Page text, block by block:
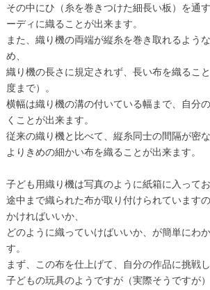
その中にひ（糸を巻きつけた細長い板）を通
ーディに織ることが出来ます。
また、織り機の両端が縦糸を巻き取れるよう
め、
織り機の長さに規定されず、長い布を織るこ
度まで）。
横幅は織り機の溝の付いている幅まで、自分
くことが出来ます。
従来の織り機と比べて、縦糸同士の間隔が密な
よりきめの細かい布を織ることが出来ます。
子ども用織り機は写真のように紙箱に入って
途中まで織られた布が取り付けられています
かければいいか、
どのように織っていけばいいか、が簡単にわ
す。
まず、この布を仕上げて、自分の作品に挑戦し
子どもの玩具のようですが（実際そうですが